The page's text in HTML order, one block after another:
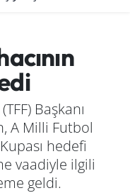
Başkanı
A Milli Futbol
hedefi
vaadiyle ilgili
geldi.